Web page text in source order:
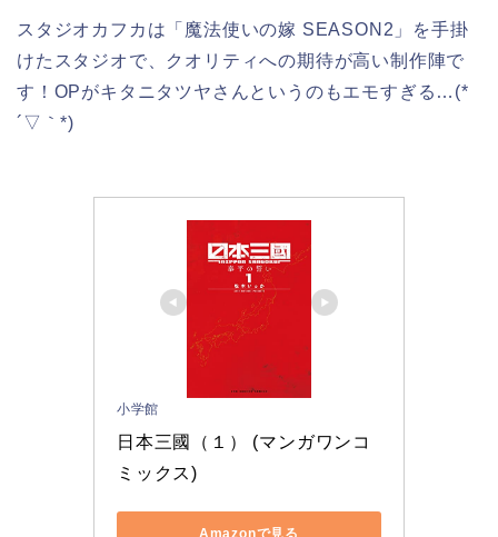
スタジオカフカは「魔法使いの嫁 SEASON2」を手掛
けたスタジオで、クオリティへの期待が高い制作陣で
す！OPがキタニタツヤさんというのもエモすぎる…(*
´▽｀*)
小学館
日本三國（１） (マンガワンコ
ミックス)
Amazonで見る